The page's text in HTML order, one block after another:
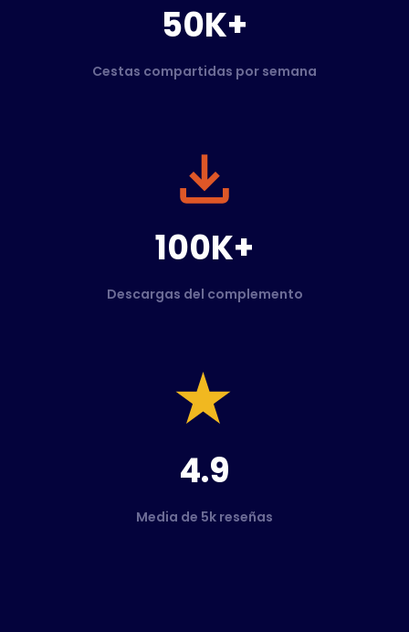
50K+
Cestas compartidas por semana
100K+
Descargas del complemento
4.9
Media de 5k reseñas